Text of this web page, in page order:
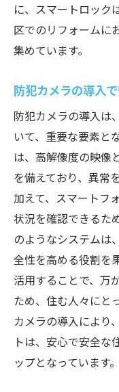
に、スマートロック
区でのリフォームに
集めています。
防犯カメラの導入
防犯カメラの導入は
いて、重要な要素と
は、高解像度の映像
を備えており、異常
加えて、スマートフ
状況を確認できるた
のようなシステムは
全性を高める役割を
活用することで、万
ため、住む人々にと
カメラの導入により
トは、安心で安全な
ップとなっています。